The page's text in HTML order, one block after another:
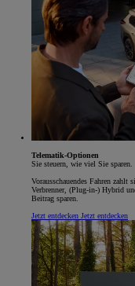
Telematik-Optionen
Sie steuern, wie viel Sie sparen.
Vorausschauendes Fahren
Verbrenner, (Plug-in-) Hybrid
Beitrag sparen.
Jetzt entdecken Jetzt entdecken